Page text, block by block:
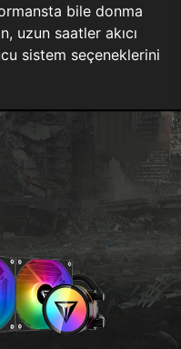
bile donma
uzun saatler akıcı
sistem seçeneklerini